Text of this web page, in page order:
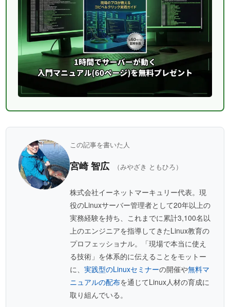
この記事を書いた人
宮崎 智広 （みやざき ともひろ）
株式会社イーネットマーキュリー代表。現
役のLinuxサーバー管理者として20年以上の
実務経験を持ち、これまでに累計3,100名以
上のエンジニアを指導してきたLinux教育の
プロフェッショナル。「現場で本当に使え
る技術」を体系的に伝えることをモットー
に、実践型のLinuxセミナーの開催や無料マ
ニュアルの配布を通じてLinux人材の育成に
取り組んでいる。